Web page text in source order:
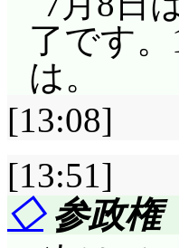
対する
吸収は
して利
ってい
然エネ
化して
イ班は
状況は
よう近
ょうね
う……
更に杭
四尾発
すね。
ね。静
良くて,
1話で何
「俺が
合える
了です
は。
[13:08]
[13:51]
◇参政権